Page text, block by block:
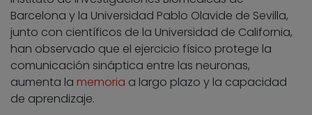
Barcelona y la Universidad Pablo Olavide de Sevilla,
junto con científicos de la Universidad de California,
han observado que el ejercicio físico protege la
comunicación sináptica entre las neuronas,
aumenta la memoria a largo plazo y la capacidad
de aprendizaje.